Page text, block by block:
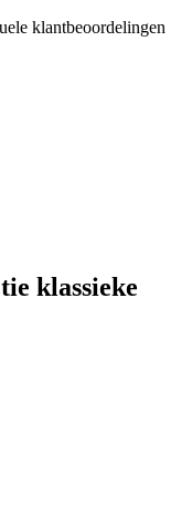
klantbeoordelingen
klassieke